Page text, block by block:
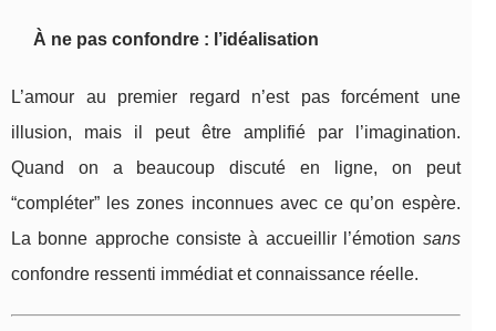
À ne pas confondre : l’idéalisation
L’amour au premier regard n’est pas forcément une
illusion, mais il peut être amplifié par l’imagination.
Quand on a beaucoup discuté en ligne, on peut
“compléter” les zones inconnues avec ce qu’on espère.
La bonne approche consiste à accueillir l’émotion sans
confondre ressenti immédiat et connaissance réelle.